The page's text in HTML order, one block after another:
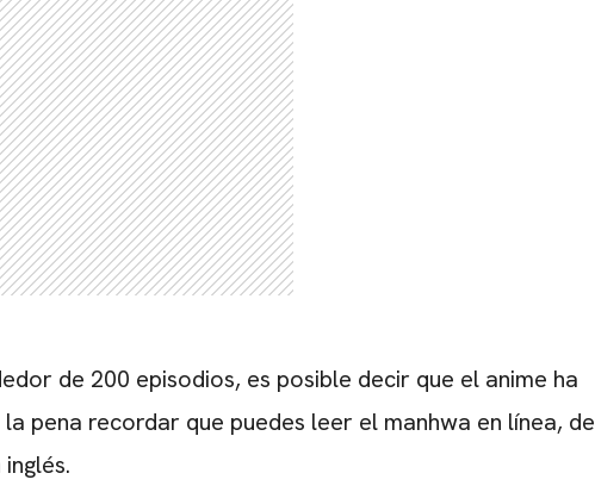
de 200 episodios, es posible decir que el anime ha
pena recordar que puedes leer el manhwa en línea, de